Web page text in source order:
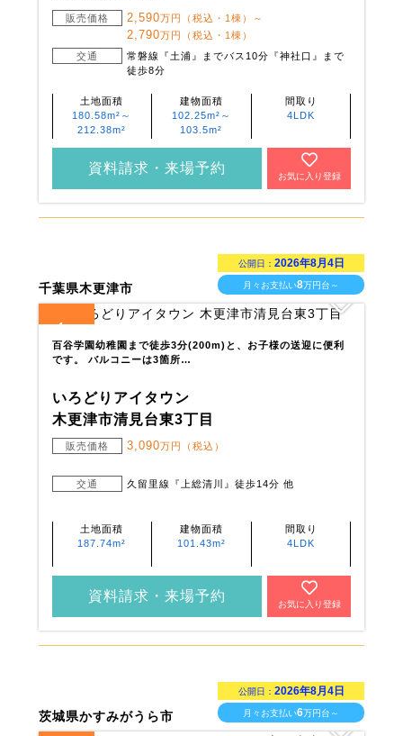
販売価格 2,590万円（税込・1棟）～
2,790万円（税込・1棟）
交通
常磐線『土浦』までバス10分『神社口』まで
徒歩8分
土地面積
180.58m²～
212.38m²
建物面積
102.25m²～
103.5m²
間取り
4LDK
資料請求・来場予約
お気に入り登録
千葉県木更津市
公開日： 2026年8月4日
月々お支払い8万円台～
1
百谷学園幼稚園まで徒歩3分(200m)と、お子様の送迎に便利
です。 バルコニーは3箇所…
いろどりアイタウン
木更津市清見台東3丁目
販売価格 3,090万円（税込）
交通 久留里線『上総清川』徒歩14分 他
土地面積
187.74m²
建物面積
101.43m²
間取り
4LDK
資料請求・来場予約
お気に入り登録
茨城県かすみがうら市
公開日： 2026年8月4日
月々お支払い6万円台～